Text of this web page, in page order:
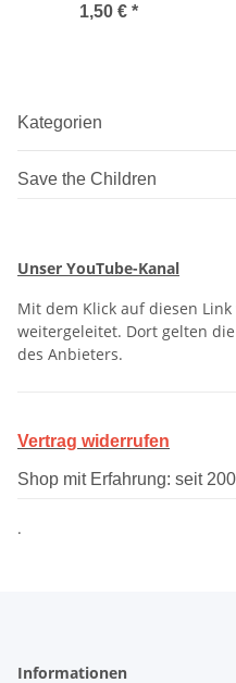
1,50 € *
Kategorien
Save the Children
Unser YouTube-Kanal
Mit dem Klick auf diesen
weitergeleitet. Dort gelten
des Anbieters.
Vertrag widerrufen
Shop mit Erfahrung: seit
.
Informationen